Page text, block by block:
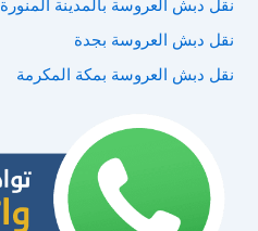
نقل دبش العروسة بالمدينة المنورة
نقل دبش العروسة بجدة
نقل دبش العروسة بمكة المكرمة